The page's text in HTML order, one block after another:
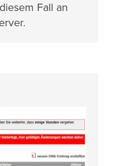
Fall an